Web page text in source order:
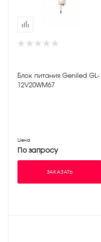
Блок питания Geniled GL-
12V20WM67
Цена
По запросу
ЗАКАЗАТЬ